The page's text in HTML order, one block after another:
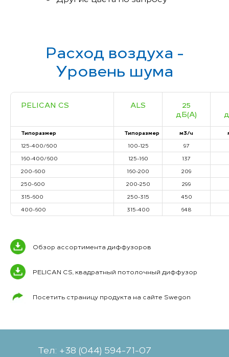
Расход воздуха -
Уровень шума
PELICAN CS ALS
25
дБ(А)
Типоразмер Типоразмер м3/ч
125-400/600
100-125
97
160-400/600
125-160
137
200-600
160-200 209
250-600
200-250 299
315-600
250-315 450
400-600
315-400 648
Обзор ассортимента диффузоров
PELICAN CS, квадратный потолочный диффузор
Посетить страницу продукта на сайте Swegon
Тел: +38 (044) 594-71-07